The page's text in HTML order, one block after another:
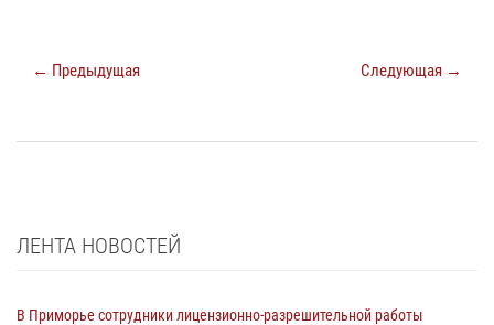
← Предыдущая Следующая →
ЛЕНТА НОВОСТЕЙ
В Приморье сотрудники лицензионно-разрешительной работы